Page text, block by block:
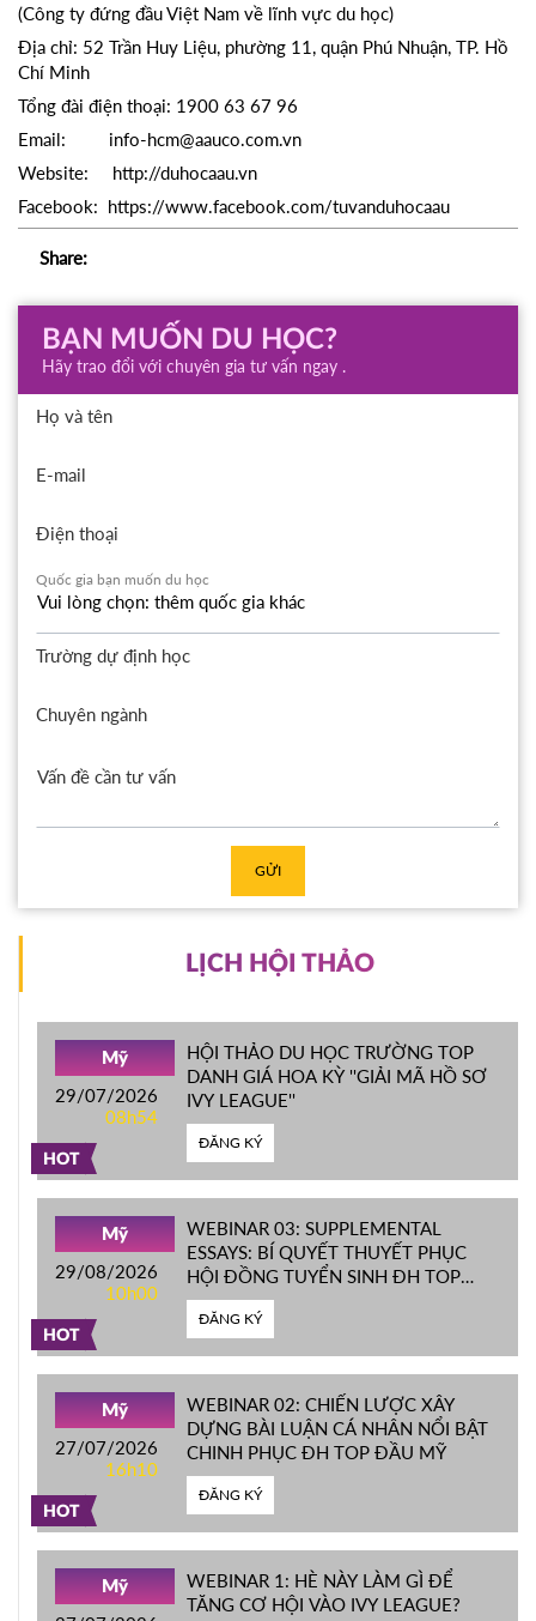
(Công ty đứng đầu Việt Nam về lĩnh vực du học)
Địa chỉ: 52 Trần Huy Liệu, phường 11, quận Phú Nhuận, TP. Hồ
Chí Minh
Tổng đài điện thoại: 1900 63 67 96
Email: info-hcm@aauco.com.vn
Website: http://duhocaau.vn
Facebook: https://www.facebook.com/tuvanduhocaau
Share:
BẠN MUỐN DU HỌC?
Hãy trao đổi với chuyên gia tư vấn ngay .
Họ và tên
E-mail
Điện thoại
Quốc gia bạn muốn du học
Trường dự định học
Chuyên ngành
GỬI
LỊCH HỘI THẢO
HOT
Mỹ
29/07/2026
08h54
HỘI THẢO DU HỌC TRƯỜNG TOP
DANH GIÁ HOA KỲ ''GIẢI MÃ HỒ SƠ
IVY LEAGUE''
ĐĂNG KÝ
HOT
Mỹ
29/08/2026
10h00
WEBINAR 03: SUPPLEMENTAL
ESSAYS: BÍ QUYẾT THUYẾT PHỤC
HỘI ĐỒNG TUYỂN SINH ĐH TOP
ĐẦU MỸ
ĐĂNG KÝ
HOT
Mỹ
27/07/2026
16h10
WEBINAR 02: CHIẾN LƯỢC XÂY
DỰNG BÀI LUẬN CÁ NHÂN NỔI BẬT
CHINH PHỤC ĐH TOP ĐẦU MỸ
ĐĂNG KÝ
Mỹ
WEBINAR 1: HÈ NÀY LÀM GÌ ĐỂ
TĂNG CƠ HỘI VÀO IVY LEAGUE?